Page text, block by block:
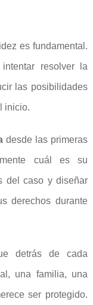
es fundamental.
resolver la
las posibilidades
inicio.
desde las primeras
cuál es su
del caso y diseñar
derechos durante
detrás de cada
una familia, una
ser protegido.